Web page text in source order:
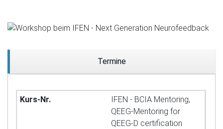
Termine
IFEN - BCIA Mentoring,
QEEG-Mentoring for
QEEG-D certification